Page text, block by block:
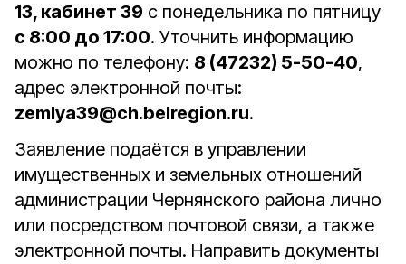
13, кабинет 39 с понедельника по пятницу
с 8:00 до 17:00. Уточнить информацию
можно по телефону: 8 (47232) 5-50-40,
адрес электронной почты:
zemlya39@ch.belregion.ru.
Заявление подаётся в управлении
имущественных и земельных отношений
администрации Чернянского района лично
или посредством почтовой связи, а также
электронной почты. Направить документы